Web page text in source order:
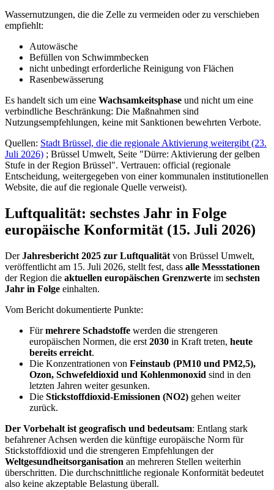
Wassernutzungen, die die Zelle zu vermeiden oder zu verschieben
empfiehlt:
Autowäsche
Befüllen von Schwimmbecken
nicht unbedingt erforderliche Reinigung von Flächen
Rasenbewässerung
Es handelt sich um eine Wachsamkeitsphase und nicht um eine
verbindliche Beschränkung: Die Maßnahmen sind
Nutzungsempfehlungen, keine mit Sanktionen bewehrten Verbote.
Quellen: Stadt Brüssel, die die regionale Aktivierung weitergibt (23.
Juli 2026) ; Brüssel Umwelt, Seite "Dürre: Aktivierung der gelben
Stufe in der Region Brüssel". Vertrauen: official (regionale
Entscheidung, weitergegeben von einer kommunalen institutionellen
Website, die auf die regionale Quelle verweist).
Luftqualität: sechstes Jahr in Folge
europäische Konformität (15. Juli 2026)
DerJahresbericht 2025 zur Luftqualität von Brüssel Umwelt,
veröffentlicht am 15. Juli 2026, stellt fest, dass alle Messstationen
der Region die aktuellen europäischen Grenzwerte im sechsten
Jahr in Folge einhalten.
Vom Bericht dokumentierte Punkte:
Fürmehrere Schadstoffe werden die strengeren
europäischen Normen, die erst 2030 in Kraft treten, heute
bereits erreicht.
Die Konzentrationen von Feinstaub (PM10 und PM2,5),
Ozon, Schwefeldioxid und Kohlenmonoxid sind in den
letzten Jahren weiter gesunken.
Die Stickstoffdioxid-Emissionen (NO2) gehen weiter
zurück.
Der Vorbehalt ist geografisch und bedeutsam: Entlang stark
befahrener Achsen werden die künftige europäische Norm für
Stickstoffdioxid und die strengeren Empfehlungen der
Weltgesundheitsorganisation an mehreren Stellen weiterhin
überschritten. Die durchschnittliche regionale Konformität bedeutet
also keine akzeptable Belastung überall.